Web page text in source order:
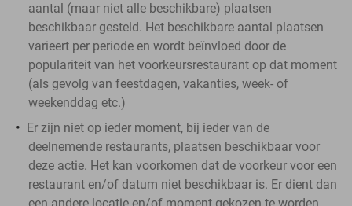
aantal (maar niet alle beschikbare) plaatsen
beschikbaar gesteld. Het beschikbare aantal plaatsen
varieert per periode en wordt beïnvloed door de
populariteit van het voorkeursrestaurant op dat moment
(als gevolg van feestdagen, vakanties, week- of
weekenddag etc.)
Er zijn niet op ieder moment, bij ieder van de
deelnemende restaurants, plaatsen beschikbaar voor
deze actie. Het kan voorkomen dat de voorkeur voor een
restaurant en/of datum niet beschikbaar is. Er dient dan